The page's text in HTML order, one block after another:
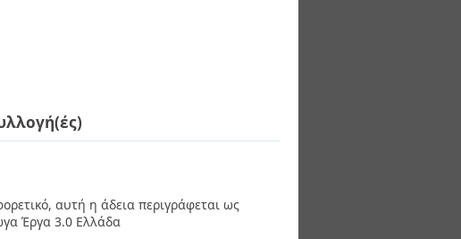
αυτή η άδεια περιγράφεται ως
Έργα 3.0 Ελλάδα